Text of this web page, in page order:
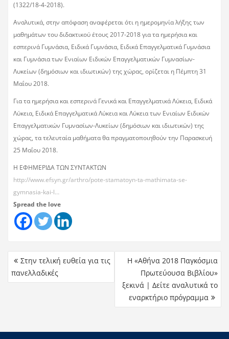
(1322/18-4-2018).
Αναλυτικά, στην απόφαση αναφέρεται ότι η ημερομηνία λήξης των
μαθημάτων του διδακτικού έτους 2017-2018 για τα ημερήσια και
εσπερινά Γυμνάσια, Ειδικά Γυμνάσια, Ειδικά Επαγγελματικά Γυμνάσια
και Γυμνάσια των Ενιαίων Ειδικών Επαγγελματικών Γυμνασίων-
Λυκείων (δημόσιων και ιδιωτικών) της χώρας, ορίζεται η Πέμπτη 31
Μαΐου 2018.
Για τα ημερήσια και εσπερινά Γενικά και Επαγγελματικά Λύκεια, Ειδικά
Λύκεια, Ειδικά Επαγγελματικά Λύκεια και Λύκεια των Ενιαίων Ειδικών
Επαγγελματικών Γυμνασίων-Λυκείων (δημόσιων και ιδιωτικών) της
χώρας, τα τελευταία μαθήματα θα πραγματοποιηθούν την Παρασκευή
25 Μαΐου 2018.
Η ΕΦΗΜΕΡΙΔΑ ΤΩΝ ΣΥΝΤΑΚΤΩΝ
http://www.efsyn.gr/arthro/pote-stamatoyn-ta-mathimata-se-
gymnasia-kai-l…
Spread the love
Στην τελική ευθεία για τις
πανελλαδικές
Η «Αθήνα 2018 Παγκόσμια
Πρωτεύουσα Βιβλίου»
ξεκινά | Δείτε αναλυτικά το
εναρκτήριο πρόγραμμα